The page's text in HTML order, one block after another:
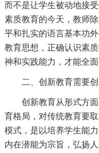
而不是让学生被动地接
素质教育的今天，教师
平和扎实的语言基本功
教育思想，正确认识素
神和实践能力，才能全面
二、创新教育需要
创新教育从形式方
育格局，对传统教育要
模式，是以培养学生能
内在潜能为宗旨，弘扬